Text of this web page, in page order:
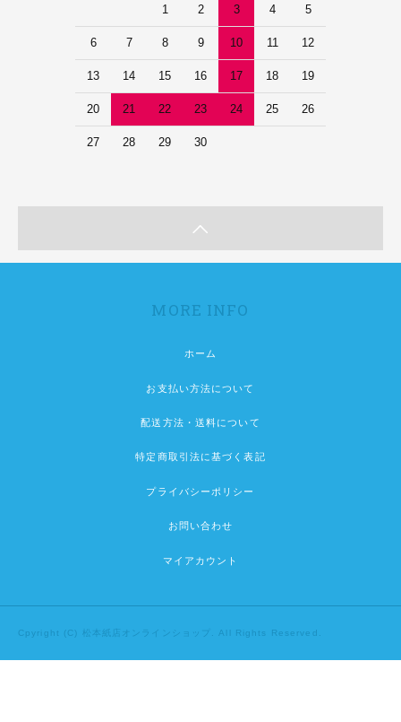
1 2 3 4 5
6 7 8 9 10 11 12
13 14 15 16 17 18 19
20 21 22 23 24 25 26
27 28 29 30
MORE INFO
ホーム
お支払い方法について
配送方法・送料について
特定商取引法に基づく表記
プライバシーポリシー
お問い合わせ
マイアカウント
Cpyright (C) 松本紙店オンラインショップ. All Rights Reserved.